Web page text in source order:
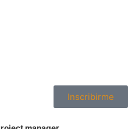
Inscribirme